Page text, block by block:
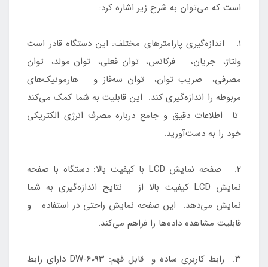
است که می‌توان به شرح زیر اشاره کرد:
۱. اندازه‌گیری پارامتر‌های مختلف: این دستگاه قادر است
ولتاژ، جریان، فرکانس، توان فعلی، توان مولد، توان
مصرفی، ضریب توان، توان سه‌فاز و هارمونیک‌های
مربوطه را اندازه‌گیری کند. این قابلیت به شما کمک می‌کند
تا اطلاعات دقیق و جامع درباره مصرف انرژی الکتریکی
خود را به دست‌آورید.
۲. صفحه نمایش LCD با کیفیت بالا: دستگاه با صفحه
نمایش LCD کیفیت بالا از نتایج اندازه‌گیری به شما
نمایش می‌دهد. این صفحه نمایش راحتی در استفاده و
قابلیت مشاهده داده‌ها را فراهم می‌کند.
۳. رابط کاربری ساده و قابل فهم: DW-۶۰۹۳ دارای رابط